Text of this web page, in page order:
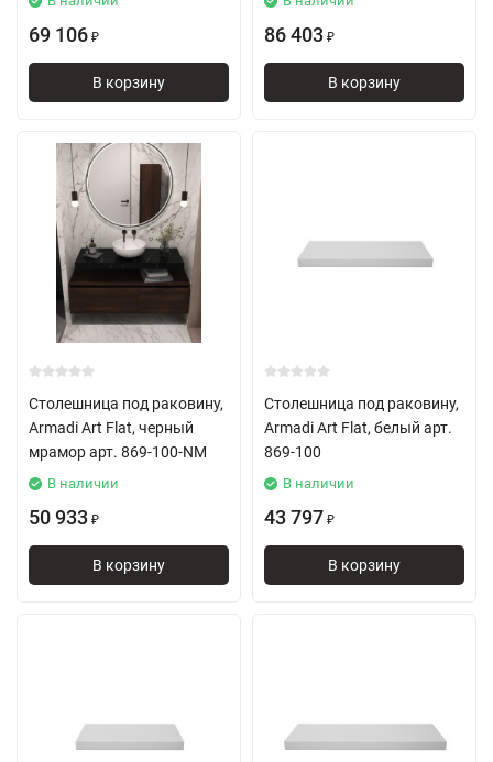
69 106 ₽
В корзину
86 403 ₽
В корзину
Столешница под раковину,
Armadi Art Flat, черный
мрамор арт. 869-100-NM
В наличии
50 933 ₽
В корзину
Столешница под раковину,
Armadi Art Flat, белый арт.
869-100
В наличии
43 797 ₽
В корзину